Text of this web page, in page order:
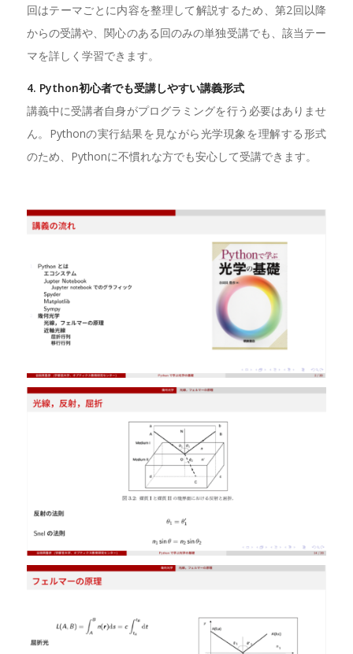
回はテーマごとに内容を整理して解説するため、第2回以降
からの受講や、関心のある回のみの単独受講でも、該当テー
マを詳しく学習できます。
4. Python初心者でも受講しやすい講義形式
講義中に受講者自身がプログラミングを行う必要はありませ
ん。Pythonの実行結果を見ながら光学現象を理解する形式
のため、Pythonに不慣れな方でも安心して受講できます。